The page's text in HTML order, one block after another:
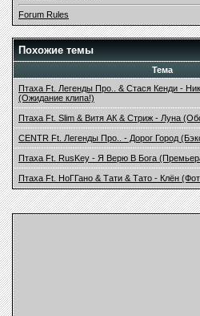
Forum Rules
Похожие темы
Тема
Птаха Ft. Легенды Про.. & Стася Кенди -
(Ожидание клипа!)
Птаха Ft. Slim & Витя АК & Стриж - Луна
CENTR Ft. Легенды Про.. - Дорог Город
Птаха Ft. RusKey - Я Верю В Бога
Птаха Ft. НоГГано & Тати & Тато - Клён